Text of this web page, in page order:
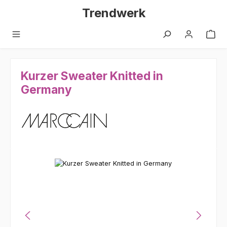
Zum Hauptinhalt springenTrendwerk
Kurzer Sweater Knitted in
Germany
Bildergalerie überspringen